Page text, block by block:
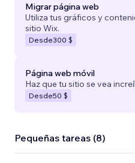
Migrar página web
Utiliza tus gráficos y
sitio Wix.
Desde300 $
Página web móvil
Haz que tu sitio se vea
Desde50 $
Pequeñas tareas (8)